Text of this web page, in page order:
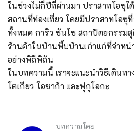
ในช่วงไม่กี่ปีที่ผ่านมา ปราสาทโอซุไ
สถานที่ท่องเที่ยว โดยมีปราสาทโอซุ
ทั้งหมด การิว ซันโซ สถาปัตยกรรม
ร้านค้าในบ้านพื้นบ้านเก่าแก่ที่จำห
อย่างพิถีพิถัน
ในบทความนี้ เราจะแนะนำวิธีเดินทา
โตเกียว โอซาก้า และฟุกุโอกะ
บทความโดย